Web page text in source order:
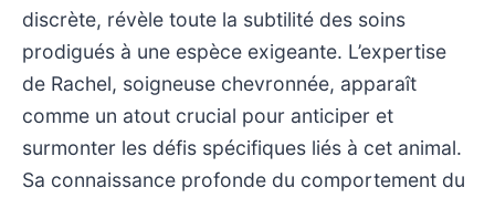
discrète, révèle toute la subtilité des soins
prodigués à une espèce exigeante. L’expertise
de Rachel, soigneuse chevronnée, apparaît
comme un atout crucial pour anticiper et
surmonter les défis spécifiques liés à cet animal.
Sa connaissance profonde du comportement du